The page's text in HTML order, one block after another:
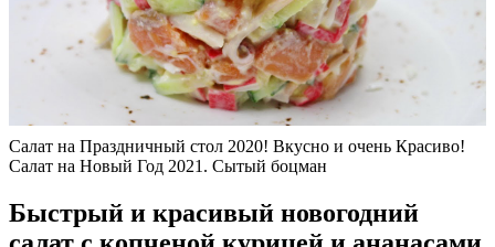
Салат на Праздничный стол 2020! Вкусно и очень Красиво!
Салат на Новый Год 2021. Сытый боцман
Быстрый и красивый новогодний